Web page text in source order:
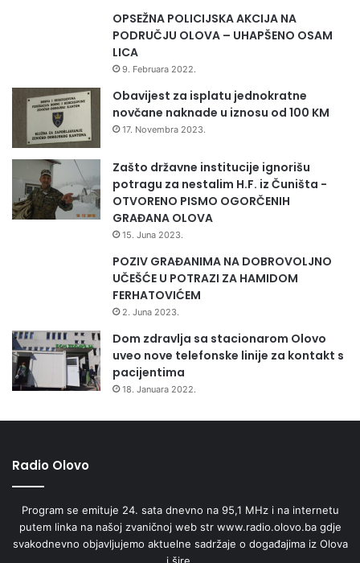
OPSEŽNA POLICIJSKA AKCIJA NA
PODRUČJU OLOVA – UHAPŠENO OSAM
LICA
9. Februara 2022.
Obavijest za isplatu jednokratne
novčane naknade u iznosu od 100 KM
17. Novembra 2023.
Zašto državne institucije ignorišu
potragu za nestalim H.F. iz Čuništa -
OTVORENO PISMO OGORČENIH
GRAĐANA OLOVA
15. Juna 2023.
POZIV GRAĐANIMA NA DOBROVOLJNO
UČEŠĆE U POTRAZI ZA HAMIDOM
FERHATOVIĆEM
2. Juna 2023.
Dom zdravlja sa stacionarom Olovo
uveo nove telefonske linije za kontakt s
pacijentima
18. Januara 2022.
Radio Olovo
Program se emituje 24. sata dnevno na 95,1 MHz i na internetu
putem linka na našoj zvaničnoj web str www.radio.olovo.ba gdje
svakodnevno objavljujemo aktuelne sadržaje o događajima iz Olova
i šire.